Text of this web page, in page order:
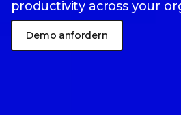
productivity across your
Demo anfordern